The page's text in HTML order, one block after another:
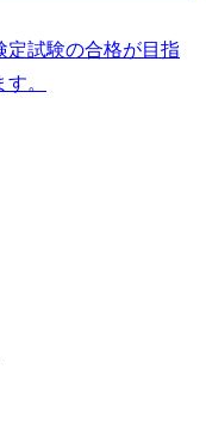
定試験の合格が目指
。